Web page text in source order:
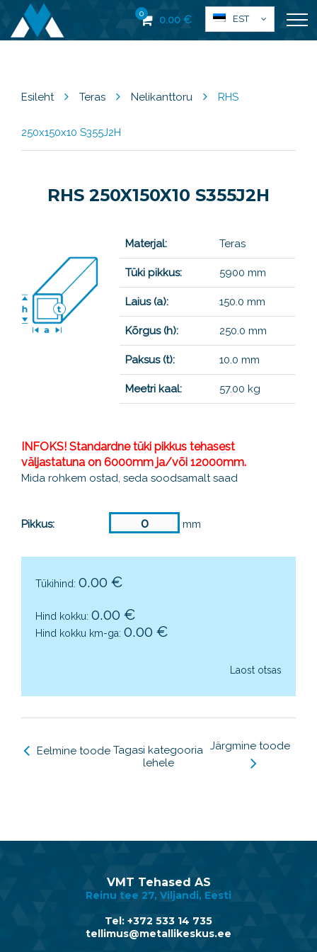
0 0.00 € EST
Esileht Teras Nelikanttoru RHS
250x150x10 S355J2H
RHS 250X150X10 S355J2H
Materjal: Teras
Tüki pikkus: 5900 mm
Laius (a): 150.0 mm
Kõrgus (h): 250.0 mm
Paksus (t): 10.0 mm
Meetri kaal: 57.00 kg
INFOKS! Standardne tüki pikkus tehasest
väljastatuna on 6000mm ja/või 12000mm.
Mida rohkem ostad, seda soodsamalt saad
Pikkus: mm
Tükihind: 0.00 €
Hind kokku: 0.00 €
Hind kokku km-ga: 0.00 €
Laost otsas
Eelmine toode Tagasi kategooria
lehele
Järgmine toode
VMT Tehased AS
Reinu tee 27, Viljandi, Eesti
Tel: +372 533 14 735
tellimus@metallikeskus.ee